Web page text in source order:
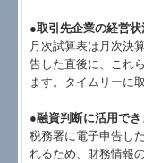
社長メニュー
TKCシステムQ&A
経営者お役立ち情
補助金・助成金
●取引先企業の経営
月次試算表は月次決
告した直後に、これ
ます。タイムリーに
●融資判断に活用でき
税務署に電子申告し
れるため、財務情報